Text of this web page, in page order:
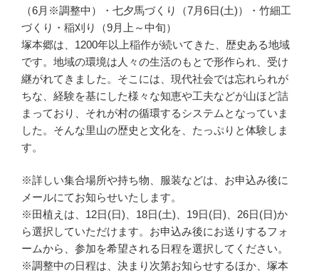
（6月※調整中）・七夕馬づくり（7月6日(土)）・竹細工
づくり・稲刈り（9月上～中旬）
塚本郷は、1200年以上稲作が続いてきた、歴史ある地域
です。地域の環境は人々の生活のもとで形作られ、受け
継がれてきました。そこには、現代社会では忘れられが
ちな、経験を基にした様々な知恵や工夫などが山ほど詰
まっており、それが村の循環するシステムとなっていま
した。そんな里山の歴史と文化を、たっぷりと体験しま
す。
※詳しい集合場所や持ち物、服装などは、お申込み後に
メールにてお知らせいたします。
※田植えは、12日(日)、18日(土)、19日(日)、26日(日)か
ら選択していただけます。お申込み後にお送りするフォ
ームから、参加を希望される日程を選択してください。
※調整中の日程は、決まり次第お知らせするほか、塚本